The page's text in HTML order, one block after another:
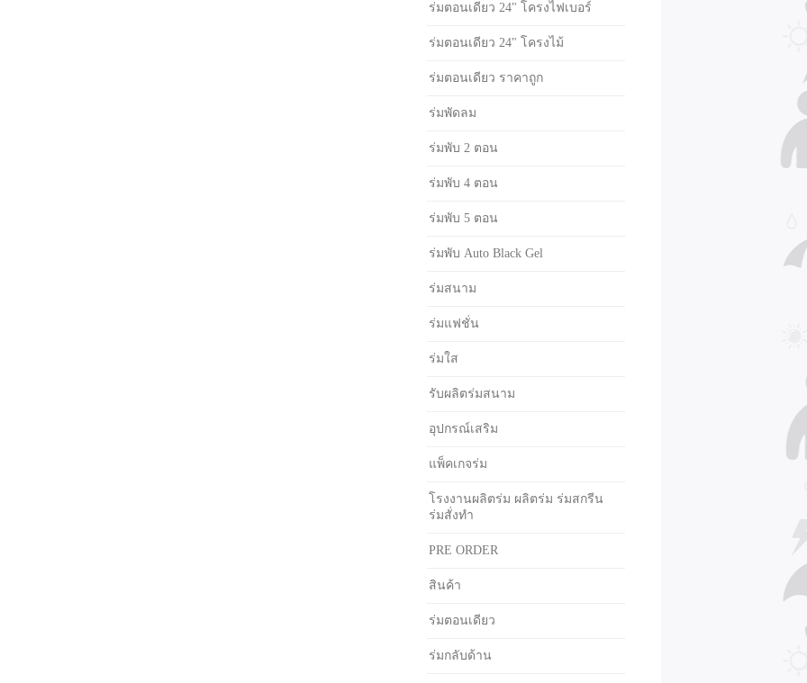
ร่มตอนเดียว 24" โครงไฟเบอร์
ร่มตอนเดียว 24" โครงไม้
ร่มตอนเดียว ราคาถูก
ร่มพัดลม
ร่มพับ 2 ตอน
ร่มพับ 4 ตอน
ร่มพับ 5 ตอน
ร่มพับ Auto Black Gel
ร่มสนาม
ร่มแฟชั่น
ร่มใส
รับผลิตร่มสนาม
อุปกรณ์เสริม
แพ็คเกจร่ม
โรงงานผลิตร่ม ผลิตร่ม ร่มสกรีน
ร่มสั่งทำ
PRE ORDER
สินค้า
ร่มตอนเดียว
ร่มกลับด้าน